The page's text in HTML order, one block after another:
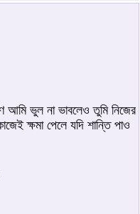
আমি ভুল না ভাবলেও তুমি নিজের
ক্ষমা পেলে যদি শান্তি পাও